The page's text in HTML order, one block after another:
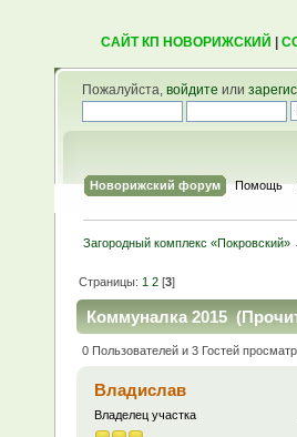
САЙТ КП НОВОРИЖСКИЙ
Пожалуйста, войдите или
Новорижский форум Помощь
Загородный комплекс «Покровский»
Страницы:1 2 [3]
Коммуналка 2015
0 Пользователей и 3 Гостей
Владислав
Владелец участка